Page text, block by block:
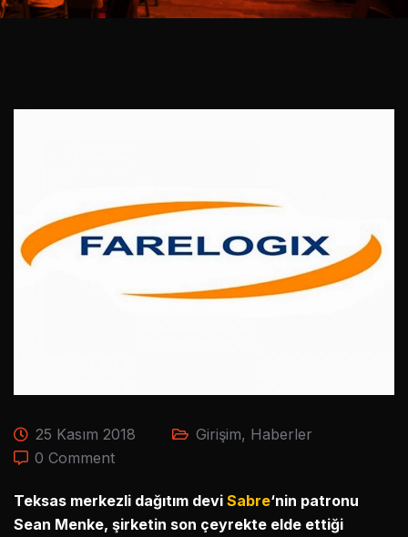
25 Kasım 2018 Girişim, Haberler
0 Comment
Teksas merkezli dağıtım devi Sabre‘nin patronu
Sean Menke, şirketin son çeyrekte elde ettiği